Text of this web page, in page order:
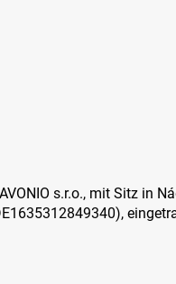
s.r.o., mit Sitz in